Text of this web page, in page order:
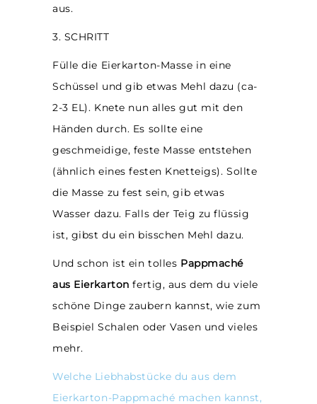
aus.
3. SCHRITT
Fülle die Eierkarton-Masse in eine
Schüssel und gib etwas Mehl dazu (ca-
2-3 EL). Knete nun alles gut mit den
Händen durch. Es sollte eine
geschmeidige, feste Masse entstehen
(ähnlich eines festen Knetteigs). Sollte
die Masse zu fest sein, gib etwas
Wasser dazu. Falls der Teig zu flüssig
ist, gibst du ein bisschen Mehl dazu.
Und schon ist ein tolles Pappmaché
aus Eierkarton fertig, aus dem du viele
schöne Dinge zaubern kannst, wie zum
Beispiel Schalen oder Vasen und vieles
mehr.
Welche Liebhabstücke du aus dem
Eierkarton-Pappmaché machen kannst,